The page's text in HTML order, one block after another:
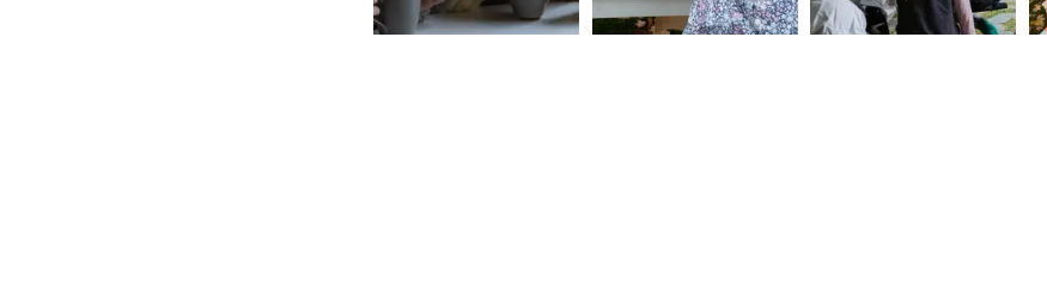
Beate
Lene Myrum